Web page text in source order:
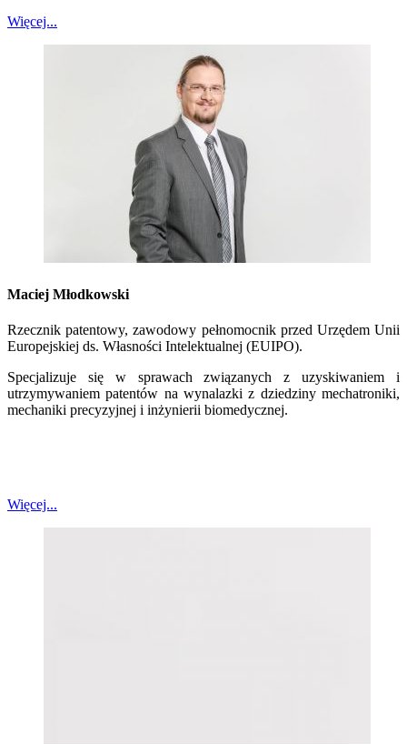
Więcej...
Maciej Młodkowski
Rzecznik patentowy, zawodowy pełnomocnik przed Urzędem Unii
Europejskiej ds. Własności Intelektualnej (EUIPO).
Specjalizuje się w sprawach związanych z uzyskiwaniem i
utrzymywaniem patentów na wynalazki z dziedziny mechatroniki,
mechaniki precyzyjnej i inżynierii biomedycznej.
Więcej...